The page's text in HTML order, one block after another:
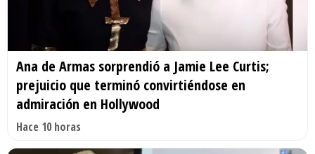
Ana de Armas sorprendió a Jamie Lee Curtis;
prejuicio que terminó convirtiéndose en
admiración en Hollywood
Hace 10 horas